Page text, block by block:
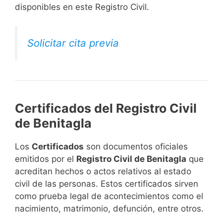
disponibles en este Registro Civil.​
Solicitar cita previa
Certificados del Registro Civil
de Benitagla
Los Certificados son documentos oficiales
emitidos por el Registro Civil de Benitagla que
acreditan hechos o actos relativos al estado
civil de las personas. Estos certificados sirven
como prueba legal de acontecimientos como el
nacimiento, matrimonio, defunción, entre otros.